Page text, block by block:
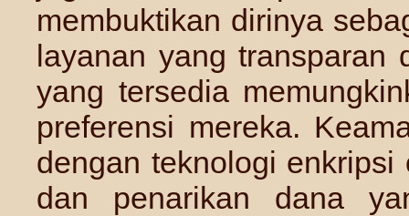
membuktikan dirinya
layanan yang transparan
yang tersedia
preferensi mereka.
dengan teknologi
dan penarikan dana